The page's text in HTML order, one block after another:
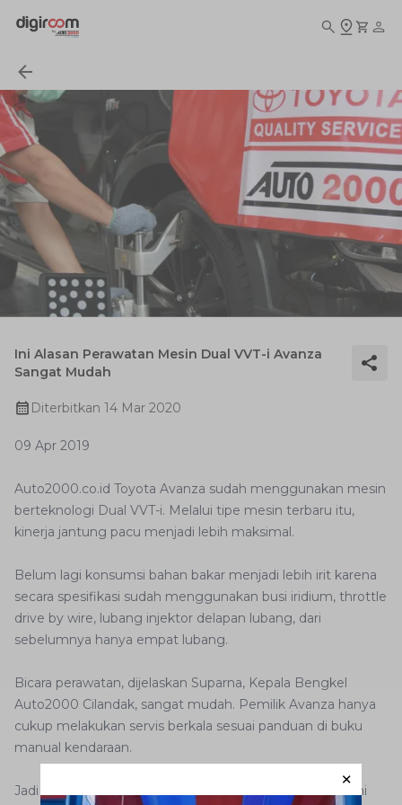
Ini Alasan Perawatan Mesin Dual VVT-i Avanza
Sangat Mudah
Diterbitkan 14 Mar 2020
09 Apr 2019
Auto2000.co.id Toyota Avanza sudah menggunakan mesin
berteknologi Dual VVT-i. Melalui tipe mesin terbaru itu,
kinerja jantung pacu menjadi lebih maksimal.
Belum lagi konsumsi bahan bakar menjadi lebih irit karena
secara spesifikasi sudah menggunakan busi iridium, throttle
drive by wire, lubang injektor delapan lubang, dari
sebelumnya hanya empat lubang.
Bicara perawatan, dijelaskan Suparna, Kepala Bengkel
Auto2000 Cilandak, sangat mudah. Pemilik Avanza hanya
cukup melakukan servis berkala sesuai panduan di buku
manual kendaraan.
Jadi selama melakukan itu, mesin tidak akan mengalami